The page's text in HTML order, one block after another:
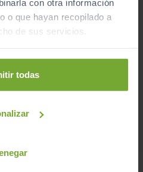
con otra información
o que hayan recopilado a
de sus servicios.
todas